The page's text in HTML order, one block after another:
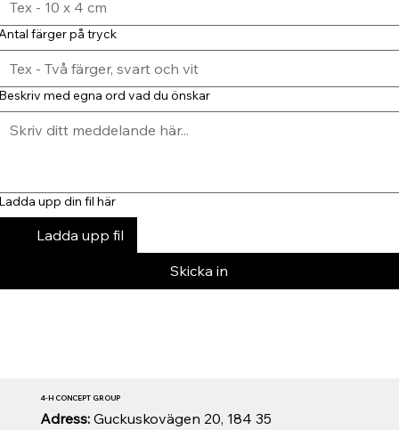
färger på tryck
med egna ord vad du önskar
upp din fil här
Ladda upp fil
Skicka in
Adress: Guckuskovägen 20, 184 35
4-H CONCEPT GROUP